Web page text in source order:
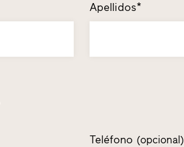
Apellidos*
Teléfono (opcional)